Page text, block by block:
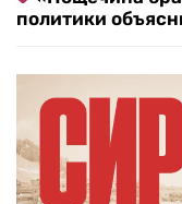
политики